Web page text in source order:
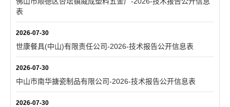
表
2026-07-30
世康餐具(中山)有限责任公司-2026-技术报告公开信息表
2026-07-30
中山市南华搪瓷制品有限公司-2026-技术报告公开信息表
2026-07-30